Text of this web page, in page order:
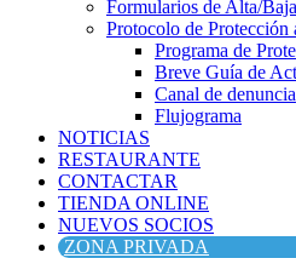
Formularios de Alta/Baja
Protocolo de Protección
Programa de
Breve Guía de
Canal de denuncia
Flujograma
NOTICIAS
RESTAURANTE
CONTACTAR
TIENDA ONLINE
NUEVOS SOCIOS
ZONA PRIVADA